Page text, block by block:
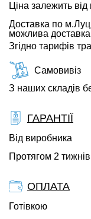
Ціна залежить
Доставка по
можлива доставка
Згідно тарифів
Самовивіз
З наших складів
ГАРАНТІЇ
Від виробника
Протягом 2
ОПЛАТА
Готівкою